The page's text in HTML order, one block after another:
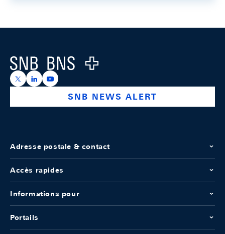
Logo
https://x.com/snb_bns
https://ch.linkedin.com/company/swiss-national-
https://www.youtube.com/@swissnationalbank
SNB NEWS ALERT
Adresse postale & contact
Accès rapides
Informations pour
Portails